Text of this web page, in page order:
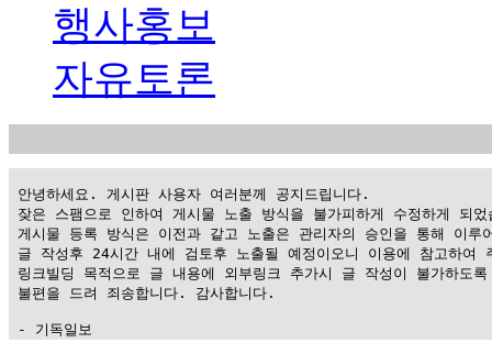
행사홍보
자유토론
안녕하세요. 게시판 사용자 여러분께 공지드립니다.
잦은 스팸으로 인하여 게시물 노출 방식을 불가피하게 수정하게 되었
게시물 등록 방식은 이전과 같고 노출은 관리자의 승인을 통해 이루
글 작성후 24시간 내에 검토후 노출될 예정이오니 이용에 참고하여
링크빌딩 목적으로 글 내용에 외부링크 추가시 글 작성이 불가하도
불편을 드려 죄송합니다. 감사합니다.
- 기독일보